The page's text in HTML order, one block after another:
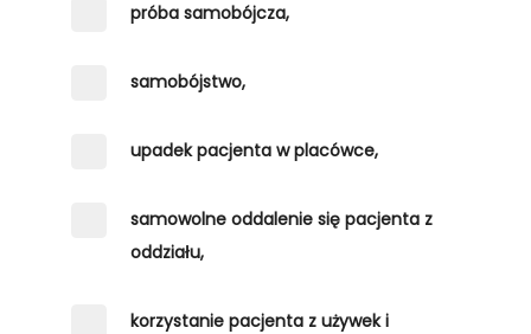
próba samobójcza,
samobójstwo,
upadek pacjenta w placówce,
samowolne oddalenie się pacjenta z
oddziału,
korzystanie pacjenta z używek i